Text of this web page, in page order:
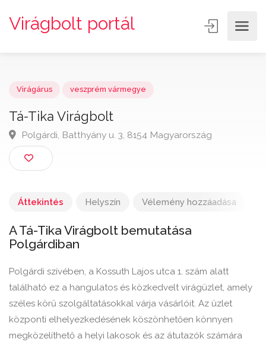
Virágbolt portál
Tá-Tika Virágbolt
Polgárdi, Batthyány u. 3, 8154 Magyarország
Áttekintés Helyszín Vélemény hozzáadása
A Tá-Tika Virágbolt bemutatása
Polgárdiban
Polgárdi szívében, a Kossuth Lajos utca 1. szám alatt
található ez a hangulatos és közkedvelt virágüzlet, amely
széles körű szolgáltatásokkal várja vásárlóit. Az üzlet
központi elhelyezkedésének köszönhetően könnyen
megközelíthető a helyi lakosok és az átutazók számára